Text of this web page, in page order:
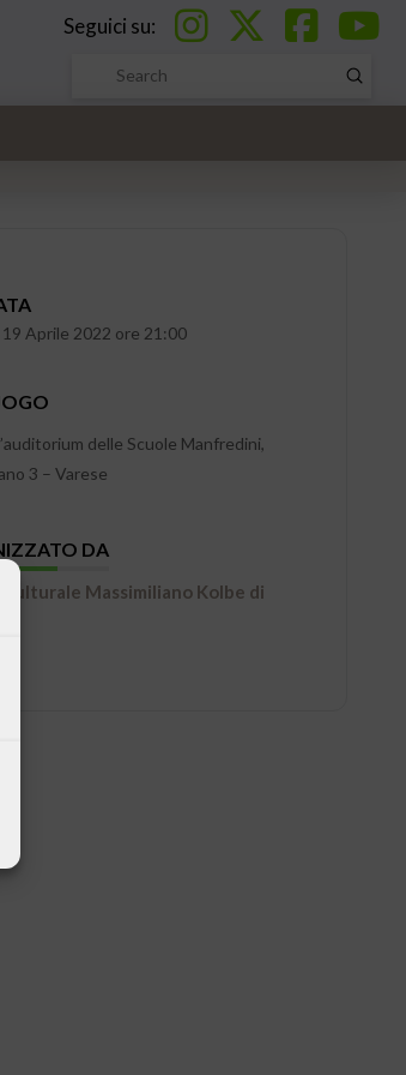
Seguici su:
Search
Submit
Aprile 2022 ore 21:00
delle Scuole Manfredini,
3 – Varese
DA
Culturale Massimiliano Kolbe di